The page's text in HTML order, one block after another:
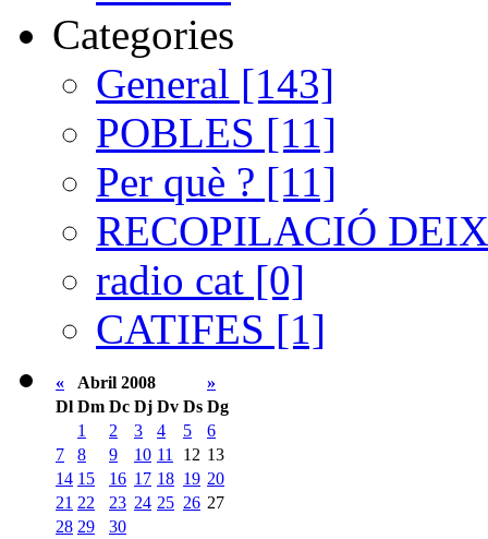
Categories
General [143]
POBLES [11]
Per què ? [11]
RECOPILACIÓ
radio cat [0]
CATIFES [1]
« Abril 2008
»
Dl Dm Dc Dj Dv Ds Dg
1
2 3 4 5
6
7
8 9 10 11 12 13
14 15 16 17 18 19 20
21 22 23 24 25 26 27
28 29 30